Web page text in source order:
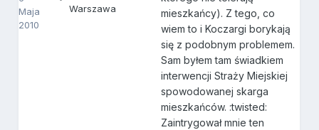
Maja
2010
Warszawa
mieszkańcy). Z tego, co
wiem to i Koczargi borykają
się z podobnym problemem.
Sam byłem tam świadkiem
interwencji Straży Miejskiej
spowodowanej skarga
mieszkańców. :twisted:
Zaintrygował mnie ten